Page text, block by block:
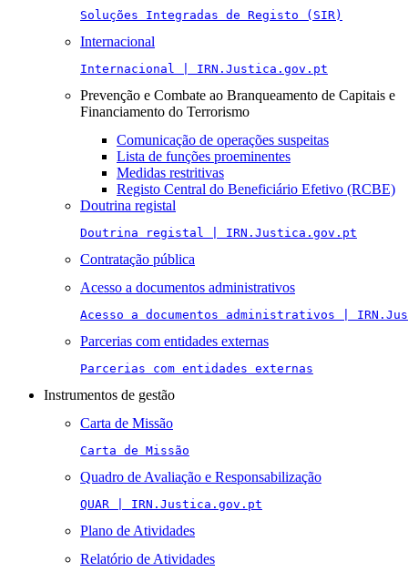
Soluções Integradas de Registo (SIR)
Internacional
Internacional | IRN.Justica.gov.pt
Prevenção e Combate ao Branqueamento de Capitais e
Financiamento do Terrorismo
Comunicação de operações suspeitas
Lista de funções proeminentes
Medidas restritivas
Registo Central do Beneficiário Efetivo (RCBE)
Doutrina registal
Doutrina registal | IRN.Justica.gov.pt
Contratação pública
Acesso a documentos administrativos
Acesso a documentos administrativos |
Parcerias com entidades externas
Parcerias com entidades externas
Instrumentos de gestão
Carta de Missão
Carta de Missão
Quadro de Avaliação e Responsabilização
QUAR | IRN.Justica.gov.pt
Plano de Atividades
Relatório de Atividades